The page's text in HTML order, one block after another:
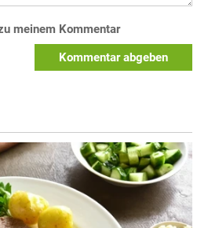
meinem Kommentar
Kommentar abgeben